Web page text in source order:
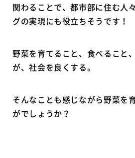
関わることで、都市部に住む人
グの実現にも役立ちそうです！
野菜を育てること、食べること
が、社会を良くする。
そんなことも感じながら野菜を
がでしょうか？